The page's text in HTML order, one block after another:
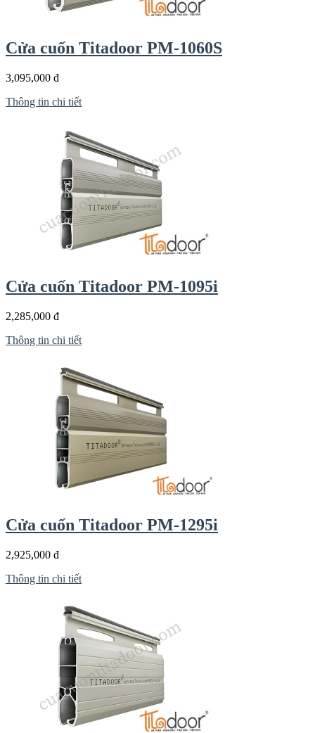
Cửa cuốn Titadoor PM-1060S
3,095,000 đ
Thông tin chi tiết
Cửa cuốn Titadoor PM-1095i
2,285,000 đ
Thông tin chi tiết
Cửa cuốn Titadoor PM-1295i
2,925,000 đ
Thông tin chi tiết